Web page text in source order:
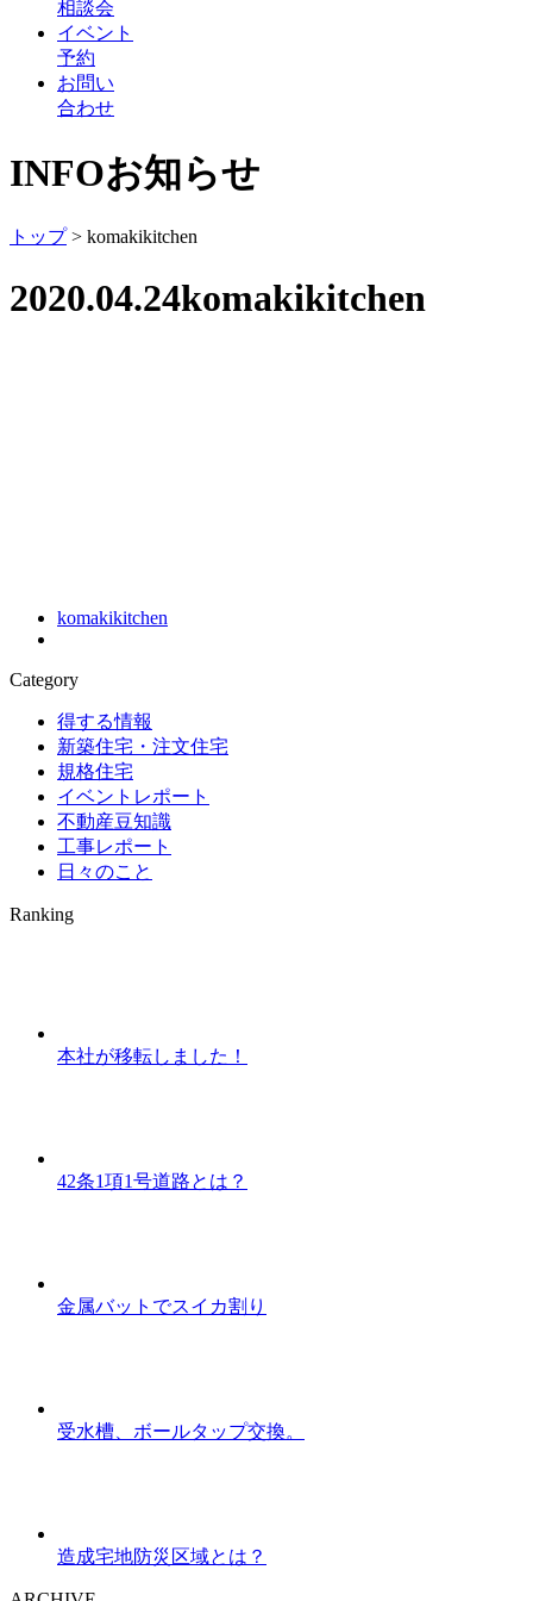
相談会
イベント
予約
お問い
合わせ
INFOお知らせ
トップ> komakikitchen
2020.04.24komakikitchen
komakikitchen
Category
得する情報
新築住宅・注文住宅
規格住宅
イベントレポート
不動産豆知識
工事レポート
日々のこと
Ranking
本社が移転しました！
42条1項1号道路とは？
金属バットでスイカ割り
受水槽、ボールタップ交換。
造成宅地防災区域とは？